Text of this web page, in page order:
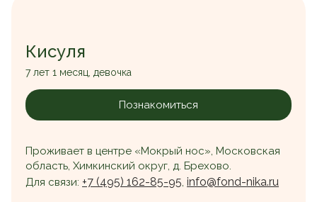
Кисуля
7 лет 1 месяц, девочка
Познакомиться
Проживает в центре «Мокрый нос», Московская
область, Химкинский округ, д. Брехово.
Для связи: +7 (495) 162-85-95, info@fond-nika.ru